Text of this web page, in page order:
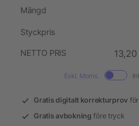
Mängd
Styckpris
NETTO PRIS
13,20
Exkl. Moms.
Gratis digitalt korrekturprov
Gratis avbokning före tryck